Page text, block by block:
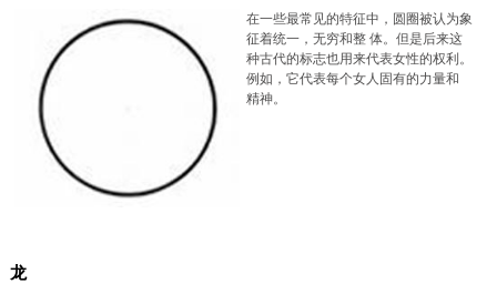
在一些最常见的特征中，圆圈被认为象
征着统一，无穷和整 体。但是后来这
种古代的标志也用来代表女性的权利。
例如，它代表每个女人固有的力量和
精神。
龙